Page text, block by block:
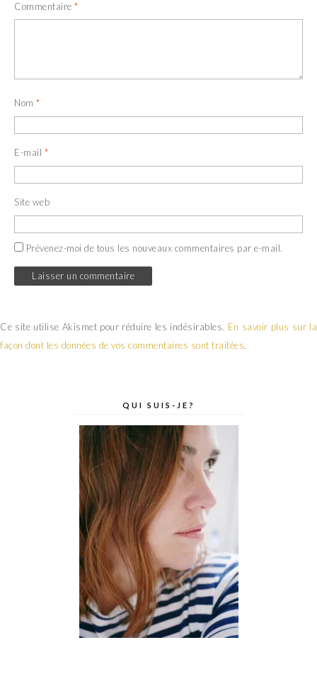
Commentaire *
Nom *
E-mail *
Site web
Prévenez-moi de tous les nouveaux commentaires par e-mail.
Ce site utilise Akismet pour réduire les indésirables. En savoir plus sur la
façon dont les données de vos commentaires sont traitées.
QUI SUIS-JE?